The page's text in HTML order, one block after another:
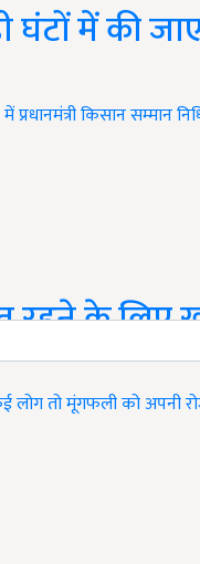
घंटों में की
किसान सम्मान
रहने के लिए
लोग तो मूंगफली को अपनी